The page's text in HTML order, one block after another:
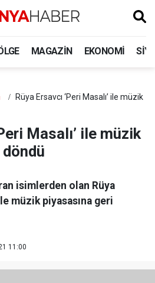
MAGAZIN EKONOMI
Rüya Ersavcı ‘Peri Masalı’ ile müzik
Masalı’ ile müzik
isimlerden olan Rüya
müzik piyasasına geri
11:00